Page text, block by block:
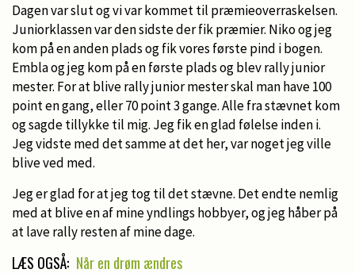
Dagen var slut og vi var kommet til præmieoverraskelsen.
Juniorklassen var den sidste der fik præmier. Niko og jeg
kom på en anden plads og fik vores første pind i bogen.
Embla og jeg kom på en første plads og blev rally junior
mester. For at blive rally junior mester skal man have 100
point en gang, eller 70 point 3 gange. Alle fra stævnet kom
og sagde tillykke til mig. Jeg fik en glad følelse inden i.
Jeg vidste med det samme at det her, var noget jeg ville
blive ved med.
Jeg er glad for at jeg tog til det stævne. Det endte nemlig
med at blive en af mine yndlings hobbyer, og jeg håber på
at lave rally resten af mine dage.
LÆS OGSÅ: Når en drøm ændres